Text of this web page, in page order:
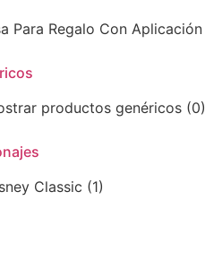
Para Regalo Con Aplicación
productos genéricos (0)
Classic (1)